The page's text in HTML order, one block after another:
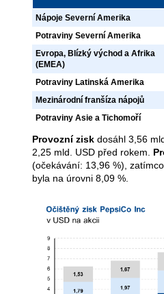
Nápoje Severní Amerika
Potraviny Severní Amerika
Evropa, Blízký východ a Afrika
(EMEA)
Potraviny Latinská Amerika
Mezinárodní franšíza nápojů
Potraviny Asie a Tichomoří
Provozní zisk dosáhl 3,56
2,25 mld. USD před rokem.
(očekávání: 13,96 %),
byla na úrovni 8,09 %.